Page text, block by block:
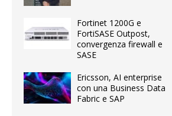
Fortinet 1200G e
FortiSASE Outpost,
convergenza firewall e
SASE
Ericsson, AI enterprise
con una Business Data
Fabric e SAP